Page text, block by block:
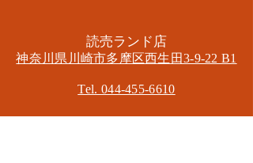
​読売ランド店
神奈川県川崎市多摩区​西生田3-9-22 B1
Tel. 044-455-6610